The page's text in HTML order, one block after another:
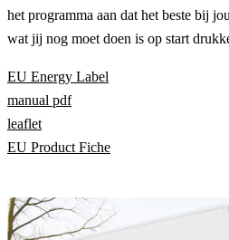
het programma aan dat het beste bij
wat jij nog moet doen is op start
EU Energy Label
manual pdf
leaflet
EU Product Fiche